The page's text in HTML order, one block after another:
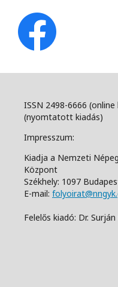
ISSN 2498-6666
(nyomtatott kiadás)
Impresszum:
Kiadja a Nemzeti
Központ
Székhely: 1097
E-mail:
Felelős kiadó: Dr.